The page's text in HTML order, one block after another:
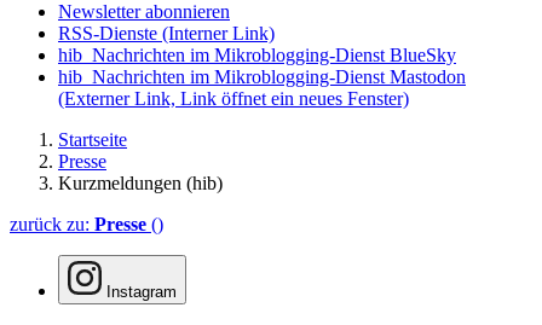
Newsletter abonnieren
RSS-Dienste (Interner Link)
hib_Nachrichten im Mikroblogging-Dienst BlueSky
hib_Nachrichten im Mikroblogging-Dienst Mastodon
(Externer Link, Link öffnet ein neues Fenster)
Startseite
Presse
Kurzmeldungen (hib)
zurück zu: Presse ()
Instagram